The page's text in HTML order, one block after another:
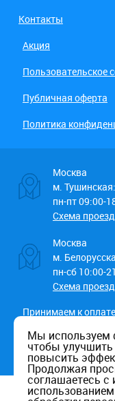
Контакты
Акция
Пользовательское
Публичная оферта
Политика
Москва
м. Тушинская:
пн-пт 09:00-
Схема
Москва
м.
пн-сб 10:00-
Схема
Принимаем к
Данный
Мы используем
чтобы улучшить
повысить
Продолжая
соглашаетесь с